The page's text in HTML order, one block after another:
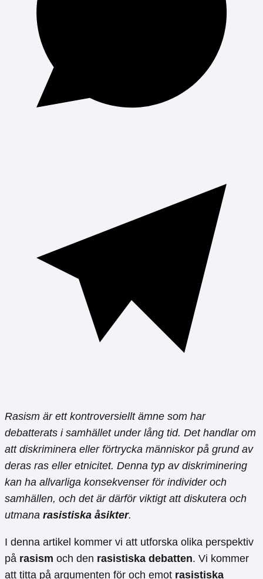
Rasism är ett kontroversiellt ämne som har
debatterats i samhället under lång tid. Det handlar om
att diskriminera eller förtrycka människor på grund av
deras ras eller etnicitet. Denna typ av diskriminering
kan ha allvarliga konsekvenser för individer och
samhällen, och det är därför viktigt att diskutera och
utmana rasistiska åsikter.
I denna artikel kommer vi att utforska olika perspektiv
på rasism och den rasistiska debatten. Vi kommer
att titta på argumenten för och emot rasistiska